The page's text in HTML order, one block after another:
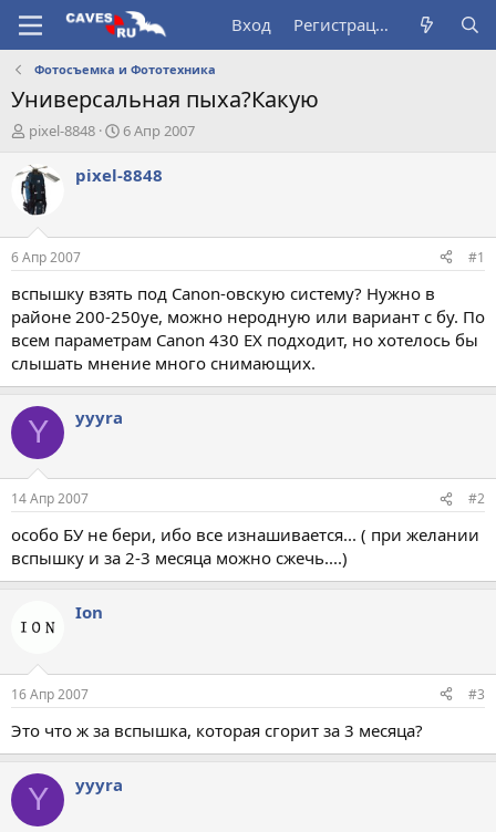
Вход Регистрация
Фотосъемка и Фототехника
Универсальная пыха?Какую
А
т
о
р
т
м
ы
pixel-8848
Д
т
а
л
а
6 Апр 2007
pixel-8848
6 Апр 2007 #1
вспышку взять под Canon-овскую систему? Нужно в
районе 200-250уе, можно неродную или вариант с бу. По
всем параметрам Саnоn 430 EX подходит, но хотелось бы
слышать мнение много снимающих.
Y yyyra
14 Апр 2007 #2
особо БУ не бери, ибо все изнашивается... ( при желании
вспышку и за 2-3 месяца можно сжечь....)
Ion
16 Апр 2007 #3
Это что ж за вспышка, которая сгорит за 3 месяца?
Y yyyra